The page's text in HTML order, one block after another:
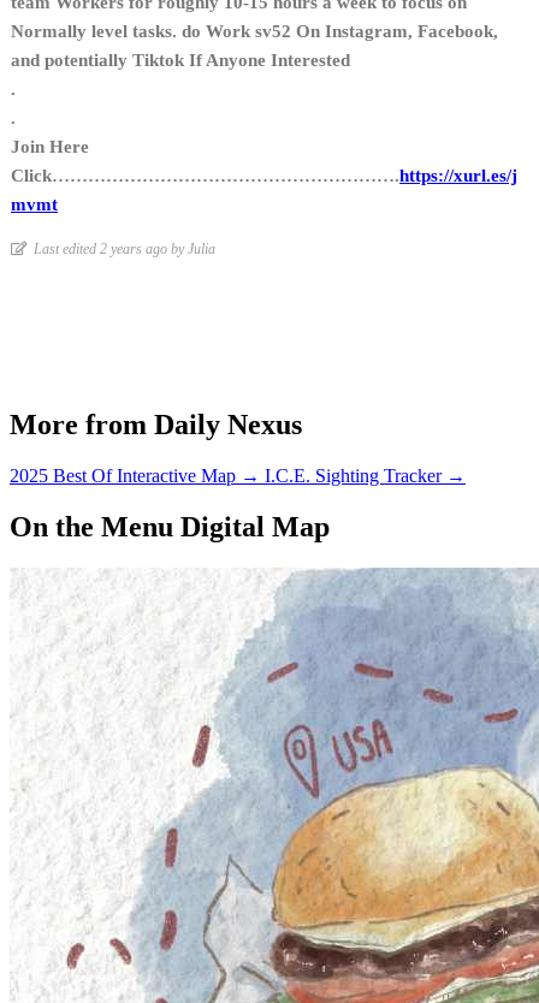
Normally level tasks. do Work sv52 On Instagram, Facebook,
and potentially Tiktok If Anyone Interested
.
.
Join Here
Click………………………………………………….https://xurl.es/j
mvmt
Last edited 2 years ago by Julia
More from Daily Nexus
2025 Best Of Interactive Map → I.C.E. Sighting Tracker →
On the Menu Digital Map